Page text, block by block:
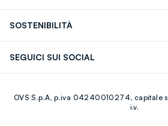
Giftcard
SOSTENIBILITÀ
SEGUICI SUI SOCIAL
Youtube
OVS S.p.A, p.iva 04240010274,
i.v.